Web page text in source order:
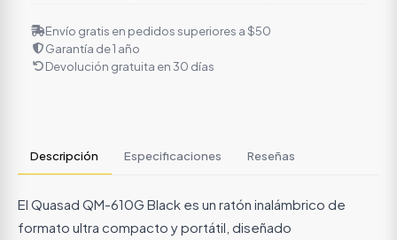
Envío gratis en pedidos superiores a $50
Garantía de 1 año
Devolución gratuita en 30 días
Descripción Especificaciones Reseñas
El Quasad QM-610G Black es un ratón inalámbrico de
formato ultra compacto y portátil, diseñado